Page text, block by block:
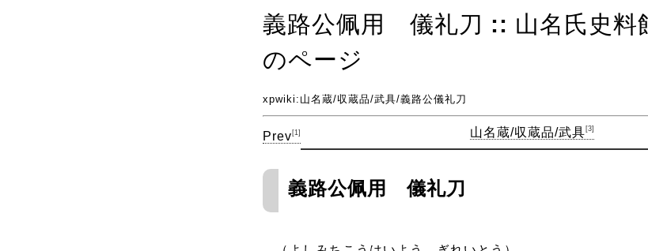
義路公佩用 儀礼刀 :: 山名氏史料
のページ
xpwiki : 山名蔵/収蔵品/武具/義路公儀礼刀
Prev [1] 山名蔵​/収蔵品​/武具 [3]
義路公佩用 儀礼刀